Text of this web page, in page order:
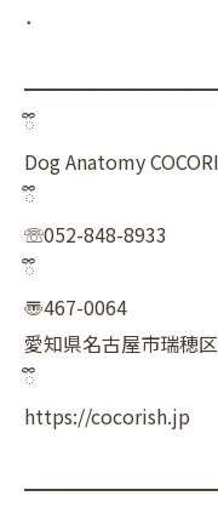
．
ྀི
Dog Anatomy
ྀི
☏052-848-8933
ྀི
〠467-0064
愛知県名古屋市瑞穂
ྀི
https://cocorish.jp